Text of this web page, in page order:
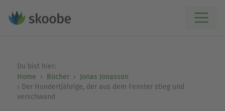
Du bist hier:
Home
Bücher
Jonas Jonasson
Der Hundertjährige, der aus dem Fenster stieg und
verschwand